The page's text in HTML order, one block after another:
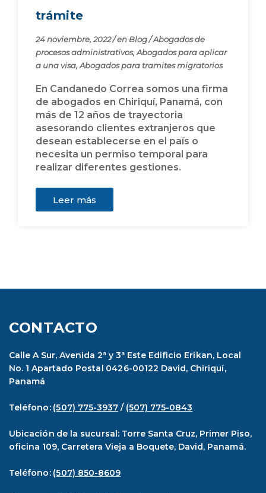
trámite
24 noviembre, 2022/en Blog/Abogados de
procesos administrativos,Abogados para aplicar
a una visa,Abogados para tramites migratorios
En Candanedo Correa somos una firma
de abogados en Chiriquí, Panamá, con
más de 12 años de trayectoria
asesorando clientes extranjeros que
desean establecerse en el país o
necesita un permiso temporal para
realizar diferentes gestiones.
Leer más
CONTACTO
Calle A Sur, Avenida 2ª y 3ª Este Edificio Erikan, Local
No. 1 Apartado Postal 0426-00122 David, Chiriquí,
Panamá
Teléfono: (507) 775-3937 / (507) 775-0843
Ubicación de la sucursal: Torre Santa Cruz, Primer Piso,
oficina 109, Carretera Vieja a Boquete, David, Panamá.
Teléfono: (507) 850-8609